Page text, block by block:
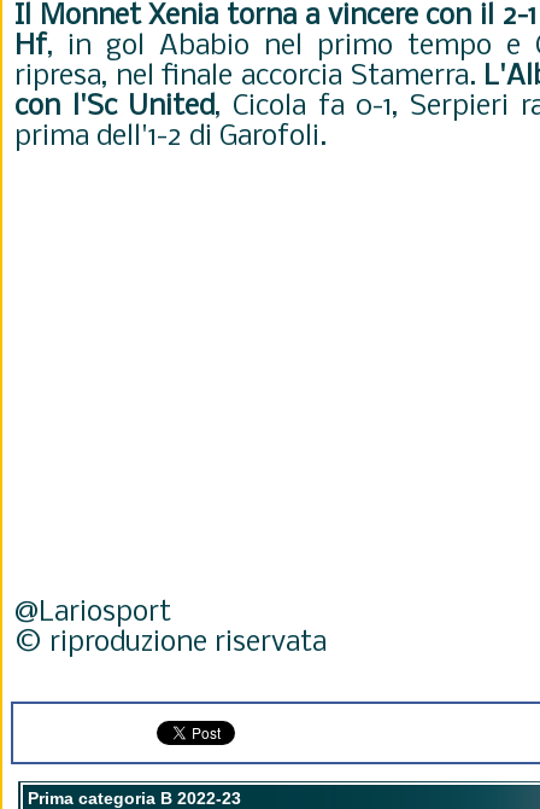
Il Monnet Xenia torna a vincere con il 2-
Hf, in gol Ababio nel primo tempo e
ripresa, nel finale accorcia Stamerra.
con l'Sc United, Cicola fa 0-1, Serpieri
prima dell'1-2 di Garofoli.
@Lariosport
© riproduzione riservata
Prima categoria B 2022-23